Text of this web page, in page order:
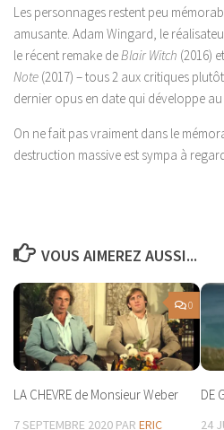
Les personnages restent peu
amusante. Adam Wingard, le
le récent remake deBlair Witch (2016)
Note (2017) – tous 2 aux critiques
dernier opus en date qui développe
On ne fait pas vraiment dans le
destruction massive est sympa à
VOUS AIMEREZ AUSSI...
0
LA CHEVRE de Monsieur Weber
7 SEPTEMBRE 2020 PAR ERIC
DE
24